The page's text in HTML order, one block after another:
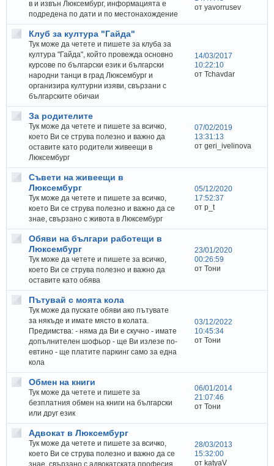
в и извън Люксембург, информацията е
подредена по дати и по местонахождение
от yavorrusev
Клуб за култура "Гайда"
Тук може да четете и пишете за клуба за
култура "Гайда", който провежда основно
курсове по български език и български
народни танци в град Люксембург и
организира културни изяви, свързани с
българските обичаи
14/03/2017
10:22:10
от Tchavdar
За родителите
Тук може да четете и пишете за всичко,
което Ви се струва полезно и важно да
оставите като родители живеещи в
Люксембург
07/02/2019
13:31:13
от geri_ivelinova
Съвети на живеещи в
Люксембург
Тук може да четете и пишете за всичко,
което Ви се струва полезно и важно да се
знае, свързано с живота в Люксембург
05/12/2020
17:52:37
от p_t
Обяви на българи работещи в
Люксембург
Тук може да четете и пишете за всичко,
което Ви се струва полезно и важно да
оставите като обява
23/01/2020
00:26:59
от Тони
Пътувай с моята кола
Тук може да пускате обяви ако пътувате
за някъде и имате място в колата.
Предимства: - няма да Ви е скучно - имате
допълнителен шофьор - ще Ви излезе по-
евтино - ще платите паркинг само за една
кола
03/12/2022
10:45:34
от Тони
Обмен на книги
Тук може да четете и пишете за
безплатния обмен на книги на български
или друг език
06/01/2014
21:07:46
от Тони
Адвокат в Люксембург
Тук може да четете и пишете за всичко,
което Ви се струва полезно и важно да се
знае, свързано с адвокатската професия
28/03/2013
15:32:00
от katyaV